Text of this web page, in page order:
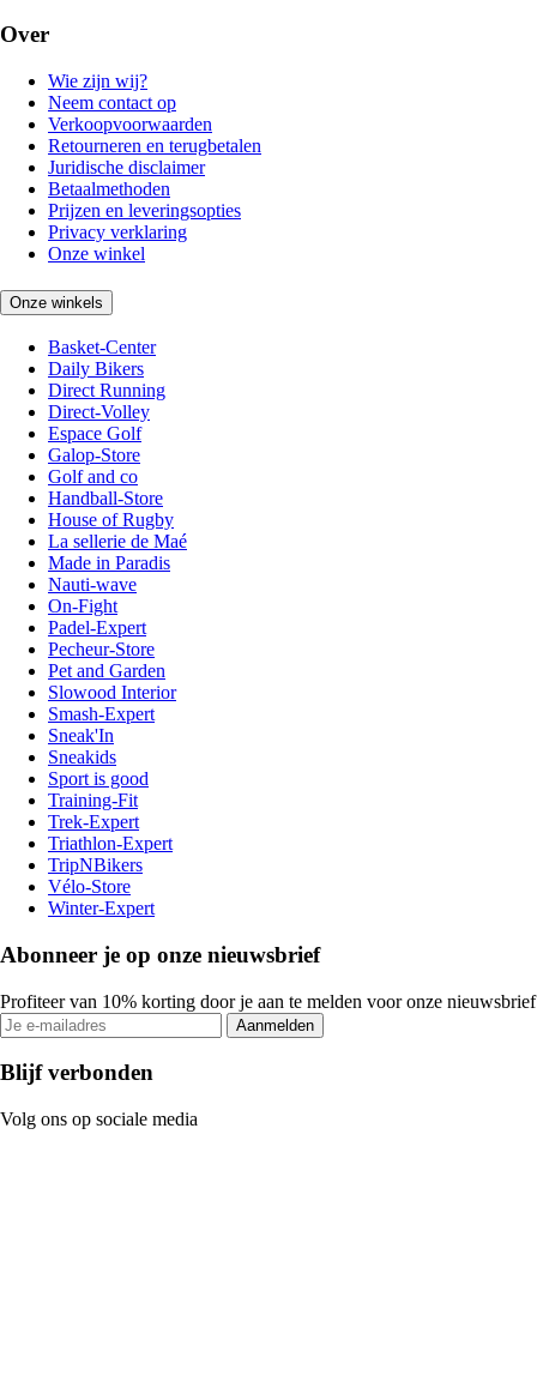
Over
Wie zijn wij?
Neem contact op
Verkoopvoorwaarden
Retourneren en terugbetalen
Juridische disclaimer
Betaalmethoden
Prijzen en leveringsopties
Privacy verklaring
Onze winkel
Onze winkels
Basket-Center
Daily Bikers
Direct Running
Direct-Volley
Espace Golf
Galop-Store
Golf and co
Handball-Store
House of Rugby
La sellerie de Maé
Made in Paradis
Nauti-wave
On-Fight
Padel-Expert
Pecheur-Store
Pet and Garden
Slowood Interior
Smash-Expert
Sneak'In
Sneakids
Sport is good
Training-Fit
Trek-Expert
Triathlon-Expert
TripNBikers
Vélo-Store
Winter-Expert
Abonneer je op onze nieuwsbrief
Profiteer van 10% korting door je aan te melden voor onze nieuwsbrief
Aanmelden
Blijf verbonden
Volg ons op sociale media